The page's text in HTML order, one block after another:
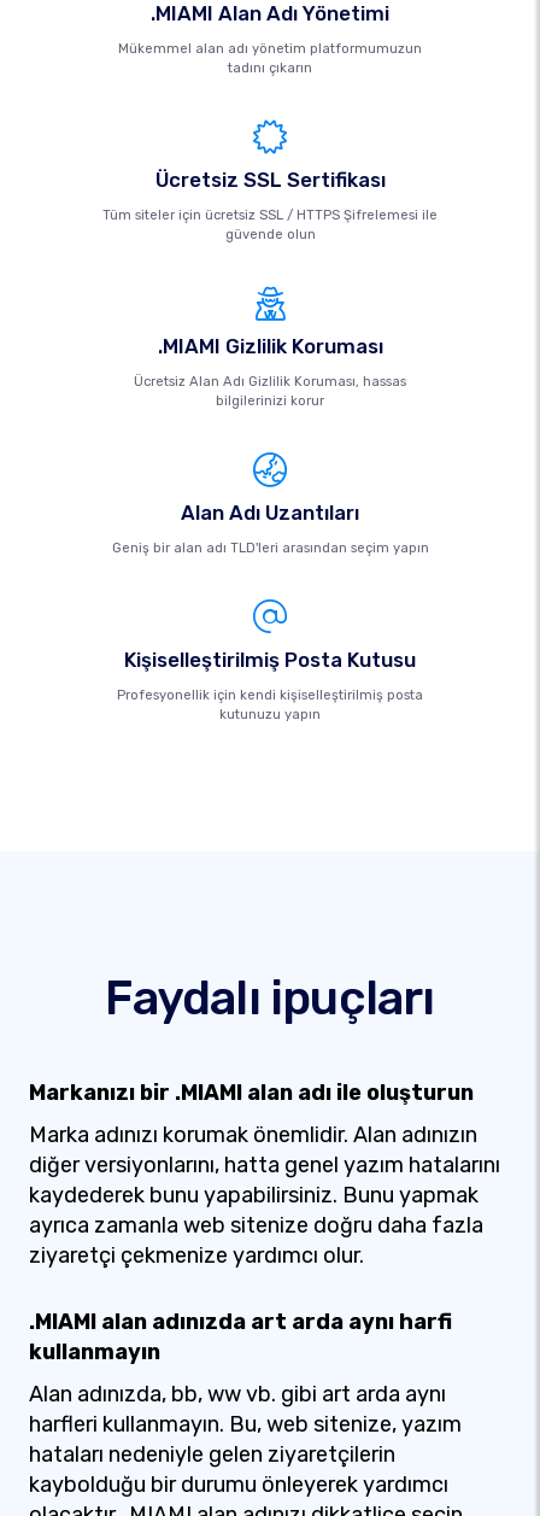
.MIAMI Alan Adı Yönetimi
Mükemmel alan adı yönetim platformumuzun
tadını çıkarın
Ücretsiz SSL Sertifikası
Tüm siteler için ücretsiz SSL / HTTPS Şifrelemesi ile
güvende olun
.MIAMI Gizlilik Koruması
Ücretsiz Alan Adı Gizlilik Koruması, hassas
bilgilerinizi korur
Alan Adı Uzantıları
Geniş bir alan adı TLD'leri arasından seçim yapın
Kişiselleştirilmiş Posta Kutusu
Profesyonellik için kendi kişiselleştirilmiş posta
kutunuzu yapın
Faydalı ipuçları
Markanızı bir .MIAMI alan adı ile oluşturun
Marka adınızı korumak önemlidir. Alan adınızın
diğer versiyonlarını, hatta genel yazım hatalarını
kaydederek bunu yapabilirsiniz. Bunu yapmak
ayrıca zamanla web sitenize doğru daha fazla
ziyaretçi çekmenize yardımcı olur.
.MIAMI alan adınızda art arda aynı harfi
kullanmayın
Alan adınızda, bb, ww vb. gibi art arda aynı
harfleri kullanmayın. Bu, web sitenize, yazım
hataları nedeniyle gelen ziyaretçilerin
kaybolduğu bir durumu önleyerek yardımcı